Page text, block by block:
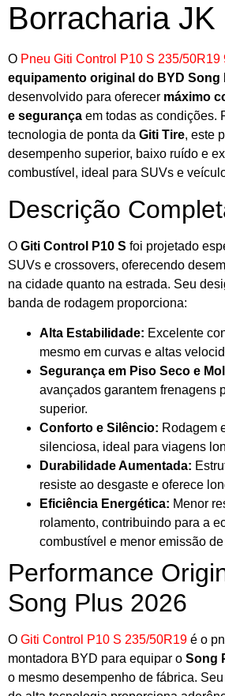
Borracharia JK
O Pneu Giti Control P10 S 235/
equipamento original do BYD Song
desenvolvido para oferecer máximo
e segurança em todas as condições.
tecnologia de ponta da Giti Tire, este
desempenho superior, baixo ruído e
combustível, ideal para SUVs e
Descrição
O Giti Control P10 S foi projetado
SUVs e crossovers, oferecendo
na cidade quanto na estrada. Seu
banda de rodagem proporciona:
Alta Estabilidade: Excelente
mesmo em curvas e altas
Segurança em Piso Seco e
avançados garantem frenagens
superior.
Conforto e Silêncio: Rodagem
silenciosa, ideal para viagens
Durabilidade Aumentada:
resiste ao desgaste e oferece
Eficiência Energética: Menor
rolamento, contribuindo para a
combustível e menor emissão de
Performance
Song Plus 2026
O Giti Control P10 S 235/50R19 é o
montadora BYD para equipar o Song
o mesmo desempenho de fábrica.